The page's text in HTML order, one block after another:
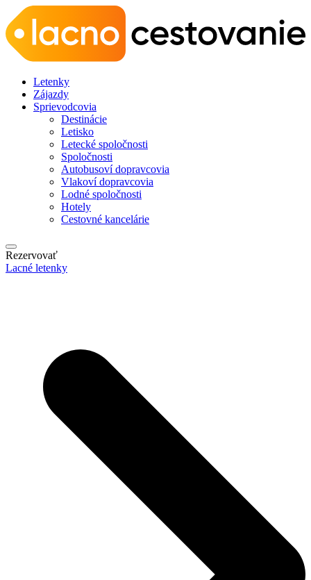
Letenky
Zájazdy
Sprievodcovia
Destinácie
Letisko
Letecké spoločnosti
Spoločnosti
Autobusoví dopravcovia
Vlakoví dopravcovia
Lodné spoločnosti
Hotely
Cestovné kancelárie
Rezervovať
Lacné letenky